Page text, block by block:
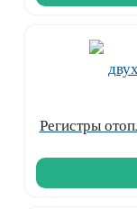
Регистры